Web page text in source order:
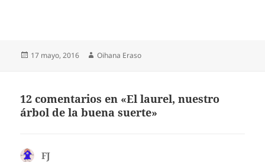
Publicado
17 mayo, 2016 Autor
Oihana Eraso
12 comentarios en «El laurel, nuestro
árbol de la buena suerte»
FJ